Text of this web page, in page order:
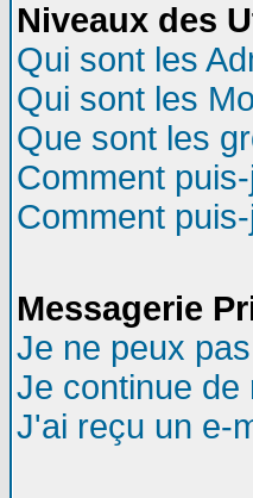
Niveaux des
Qui sont les
Qui sont les
Que sont les
Comment
Comment
Messagerie
Je ne peux
Je continue
J'ai reçu un e-